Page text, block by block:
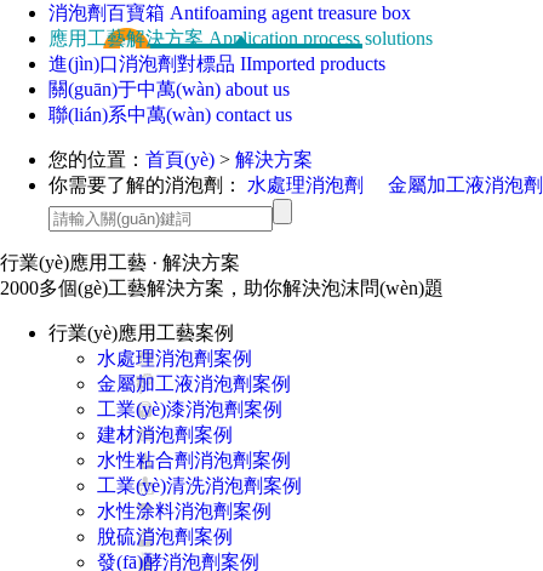
消泡劑百寶箱 Antifoaming agent treasure box
應用工藝解決方案 Application process solutions
進(jìn)口消泡劑對標品 IImported products
關(guān)于中萬(wàn) about us
聯(lián)系中萬(wàn) contact us
您的位置： 首頁(yè) > 解決方案
你需要了解的消泡劑：
水處理消泡劑 金屬加工液消泡劑
行業(yè)應用工藝 · 解決方案
2000多個(gè)工藝解決方案，助你解決泡沫問(wèn)題
行業(yè)應用工藝案例
水處理消泡劑案例
金屬加工液消泡劑案例
工業(yè)漆消泡劑案例
建材消泡劑案例
水性粘合劑消泡劑案例
工業(yè)清洗消泡劑案例
水性涂料消泡劑案例
脫硫消泡劑案例
發(fā)酵消泡劑案例